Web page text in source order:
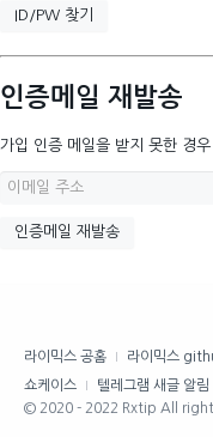
인증메일 재발송
가입 인증 메일을 받지 못한 경
라이믹스 공홈 라이믹스
쇼케이스
텔레그램 새글 알림
© 2020 - 2022 Rxtip All